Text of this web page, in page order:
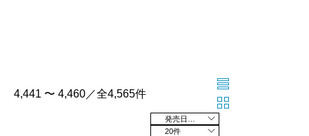
4,441 〜 4,460／全4,565件
20件